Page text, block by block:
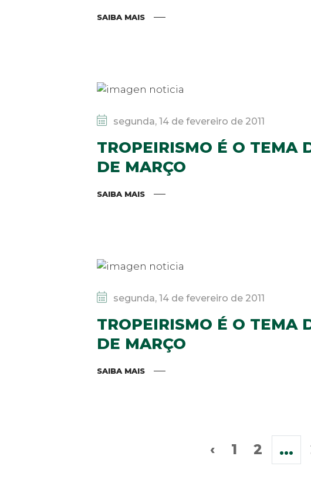
SAIBA MAIS
segunda, 14 de fevereiro de 2011
TROPEIRISMO É O TEMA
DE MARÇO
SAIBA MAIS
segunda, 14 de fevereiro de 2011
TROPEIRISMO É O TEMA
DE MARÇO
SAIBA MAIS
‹ 1 2 ...